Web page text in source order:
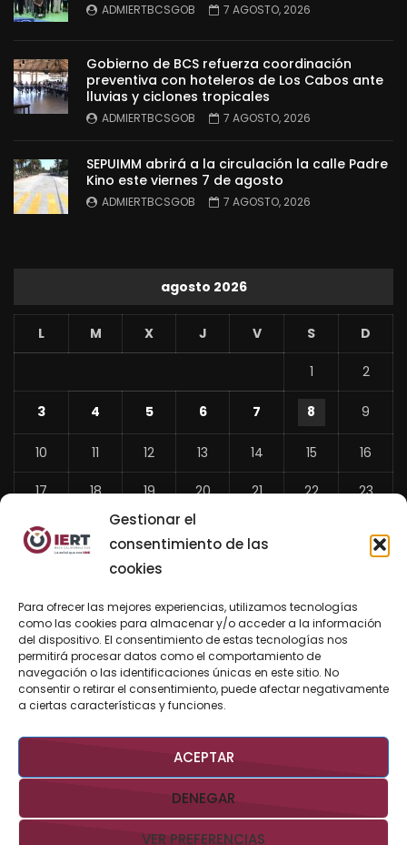
Gestionar el
consentimiento de las
cookies
Para ofrecer las mejores experiencias, utilizamos tecnologías
como las cookies para almacenar y/o acceder a la información
del dispositivo. El consentimiento de estas tecnologías nos
permitirá procesar datos como el comportamiento de
navegación o las identificaciones únicas en este sitio. No
consentir o retirar el consentimiento, puede afectar negativamente
a ciertas características y funciones.
ACEPTAR
DENEGAR
VER PREFERENCIAS
ADMIERTBCSGOB 7 AGOSTO, 2026
Gobierno de BCS refuerza coordinación
preventiva con hoteleros de Los Cabos ante
lluvias y ciclones tropicales
ADMIERTBCSGOB 7 AGOSTO, 2026
SEPUIMM abrirá a la circulación la calle Padre
Kino este viernes 7 de agosto
ADMIERTBCSGOB 7 AGOSTO, 2026
agosto 2026
L M X J V S D
1 2
3 4 5 6 7 8 9
10 11 12 13 14 15 16
17 18 19 20 21 22 23
24 26 27
«
Jul
BUSCAR AHORA